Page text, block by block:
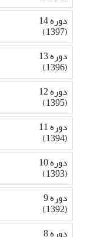
دوره 14
(1397)
دوره 13
(1396)
دوره 12
(1395)
دوره 11
(1394)
دوره 10
(1393)
دوره 9
(1392)